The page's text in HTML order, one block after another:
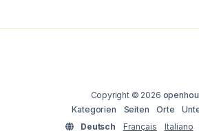
Copyright © 2026
Kategorien
Seiten Orte
Deutsch
Français Italiano